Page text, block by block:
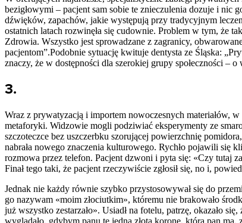
bezigłowymi – pacjent sam sobie te znieczulenia dozuje i nic
dźwięków, zapachów, jakie występują przy tradycyjnym
ostatnich latach rozwinęła się cudownie. Problem w tym, że
Zdrowia. Wszystko jest sprowadzane z zagranicy,
pacjentom”.Podobnie sytuację kwituje dentysta ze Śląska:
znaczy, że w dostępności dla szerokiej grupy społeczności –
3.
Wraz z prywatyzacją i importem nowoczesnych materiałów,
metaforyki. Widzowie mogli podziwiać eksperymenty ze
szczoteczce bez uszczerbku szorującej powierzchnię
nabrała nowego znaczenia kulturowego. Rychło pojawili się
rozmowa przez telefon. Pacjent dzwoni i pyta się: «Czy tutaj
Finał tego taki, że pacjent rzeczywiście zgłosił się, no i,
Jednak nie każdy równie szybko przystosowywał się do
go nazywam «moim złociutkim», któremu nie brakowało
już wszystko zestarzało». Usiadł na fotelu, patrzę, okazało